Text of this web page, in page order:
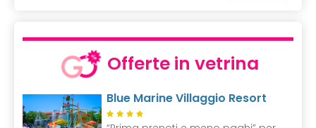
Offerte in vetrina
Blue Marine Villaggio Resort